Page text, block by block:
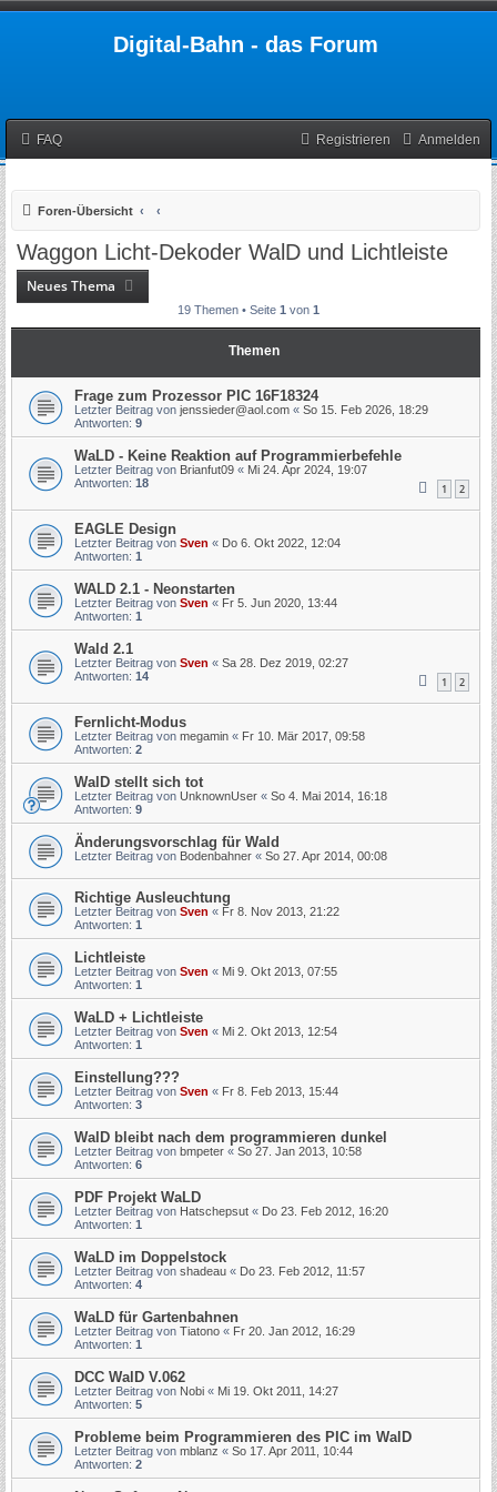
Digital-Bahn - das Forum
FAQ Anmelden
Registrieren
Foren-Übersicht
Waggon Licht-Dekoder WalD und Lichtleiste
Neues Thema
19 Themen • Seite 1 von 1
Themen
Frage zum Prozessor PIC 16F18324
Letzter Beitrag von jenssieder@aol.com « So 15. Feb 2026, 18:29
Antworten: 9
WaLD - Keine Reaktion auf Programmierbefehle
Letzter Beitrag von Brianfut09 « Mi 24. Apr 2024, 19:07
Antworten: 18 1 2
EAGLE Design
Letzter Beitrag von Sven « Do 6. Okt 2022, 12:04
Antworten: 1
WALD 2.1 - Neonstarten
Letzter Beitrag von Sven « Fr 5. Jun 2020, 13:44
Antworten: 1
Wald 2.1
Letzter Beitrag von Sven « Sa 28. Dez 2019, 02:27
Antworten: 14 1 2
Fernlicht-Modus
Letzter Beitrag von megamin « Fr 10. Mär 2017, 09:58
Antworten: 2
WalD stellt sich tot
Letzter Beitrag von UnknownUser « So 4. Mai 2014, 16:18
Antworten: 9
Änderungsvorschlag für Wald
Letzter Beitrag von Bodenbahner « So 27. Apr 2014, 00:08
Richtige Ausleuchtung
Letzter Beitrag von Sven « Fr 8. Nov 2013, 21:22
Antworten: 1
Lichtleiste
Letzter Beitrag von Sven « Mi 9. Okt 2013, 07:55
Antworten: 1
WaLD + Lichtleiste
Letzter Beitrag von Sven « Mi 2. Okt 2013, 12:54
Antworten: 1
Einstellung???
Letzter Beitrag von Sven « Fr 8. Feb 2013, 15:44
Antworten: 3
WalD bleibt nach dem programmieren dunkel
Letzter Beitrag von bmpeter « So 27. Jan 2013, 10:58
Antworten: 6
PDF Projekt WaLD
Letzter Beitrag von Hatschepsut « Do 23. Feb 2012, 16:20
Antworten: 1
WaLD im Doppelstock
Letzter Beitrag von shadeau « Do 23. Feb 2012, 11:57
Antworten: 4
WaLD für Gartenbahnen
Letzter Beitrag von Tiatono « Fr 20. Jan 2012, 16:29
Antworten: 1
DCC WalD V.062
Letzter Beitrag von Nobi « Mi 19. Okt 2011, 14:27
Antworten: 5
Probleme beim Programmieren des PIC im WalD
Letzter Beitrag von mblanz « So 17. Apr 2011, 10:44
Antworten: 2